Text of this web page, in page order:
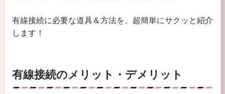
有線接続に必要な道具＆方法を、超簡単にサクッと紹介
します！
有線接続のメリット・デメリット